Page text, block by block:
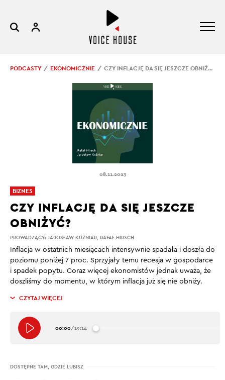
PODCASTY EKONOMICZNIE CZY INFLACJĘ DA SIĘ JESZCZE OBNIŻYĆ?
08.11.2023
PROWADZĄCY: JAROSŁAW KUŹNIAR, RAFAŁ HIRSCH
CZY INFLACJĘ DA SIĘ JESZCZE
OBNIŻYĆ?
Inflacja w ostatnich miesiącach intensywnie spadała i doszła do
poziomu poniżej 7 proc. Sprzyjały temu recesja w gospodarce
i spadek popytu. Coraz więcej ekonomistów jednak uważa, że
doszliśmy do momentu, w którym inflacja już się nie obniży.
CZYTAJ WIĘCEJ
00:00/19:14
DOSTĘPNE TAM, GDZIE LUBISZ
BIZNES